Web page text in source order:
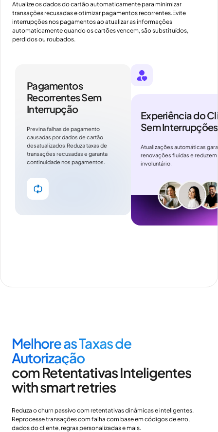
Atualize os dados do cartão automaticamente para minimizar
transações recusadas e otimizar pagamentos recorrentes.Evite
interrupções nos pagamentos ao atualizar as informações
automaticamente quando os cartões vencem, são substituídos,
perdidos ou roubados.
Pagamentos
Recorrentes Sem
Interrupção
Previna falhas de pagamento
causadas por dados de cartão
desatualizados.Reduza taxas de
transações recusadas e garanta
continuidade nos pagamentos.
Experiência do
Sem Interrupções
Atualizações automáticas
renovações fluidas e reduzem
involuntário.
Melhore as Taxas de
Autorização
com Retentativas Inteligentes
with smart retries
Reduza o churn passivo com retentativas dinâmicas e inteligentes.
Reprocesse transações com falha com base em códigos de erro,
dados do cliente, regras personalizadas e mais.